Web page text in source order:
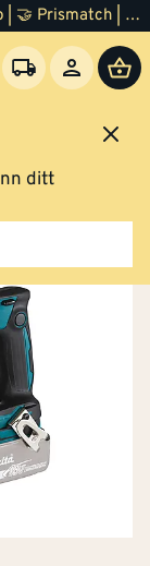
🚚 Fri frakt over 20 000 kr | 💰 Bonus på kjøp | 🤝 Prismatch | ⭐ 100% fornøyd garanti | 🏪 140 byggevarehus
ditt